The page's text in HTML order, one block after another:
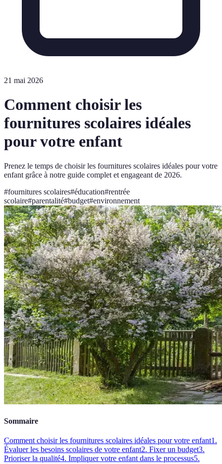
21 mai 2026
Comment choisir les
fournitures scolaires idéales
pour votre enfant
Prenez le temps de choisir les fournitures scolaires idéales pour votre
enfant grâce à notre guide complet et engageant de 2026.
#fournitures scolaires#éducation#rentrée
scolaire#parentalité#budget#environnement
Sommaire
Comment choisir les fournitures scolaires idéales pour votre enfant1.
Évaluer les besoins scolaires de votre enfant2. Fixer un budget3.
Prioriser la qualité4. Impliquer votre enfant dans le processus5.